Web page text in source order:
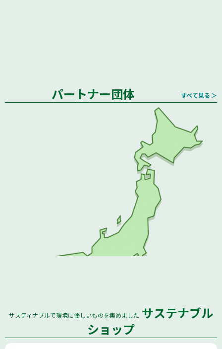
すべて見る ＞
パートナー団体
サスティナブルで環境に優しいものを集めました サステナブル
ショップ